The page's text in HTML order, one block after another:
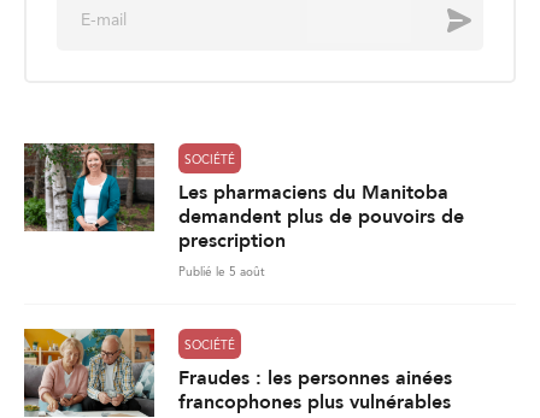
Envoyer
SOCIÉTÉ
Les pharmaciens du Manitoba
demandent plus de pouvoirs de
prescription
Publié le 5 août
SOCIÉTÉ
Fraudes : les personnes ainées
francophones plus vulnérables